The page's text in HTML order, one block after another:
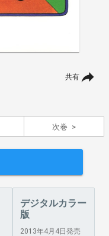
共有
次巻
デジタルカラー
版
2013年4月4日発売